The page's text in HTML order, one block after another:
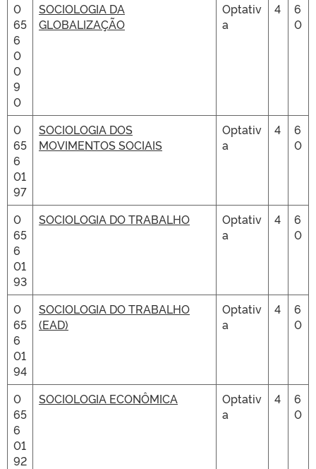
0
65
6
0
0
9
0
SOCIOLOGIA DA
GLOBALIZAÇÃO
Optativ
a
4
6
0
0
65
6
01
97
SOCIOLOGIA DOS
MOVIMENTOS SOCIAIS
Optativ
a
4
6
0
0
65
6
01
93
SOCIOLOGIA DO TRABALHO
Optativ
a
4
6
0
0
65
6
01
94
SOCIOLOGIA DO TRABALHO
(EAD)
Optativ
a
4
6
0
0
65
6
01
92
SOCIOLOGIA ECONÔMICA
Optativ
a
4
6
0